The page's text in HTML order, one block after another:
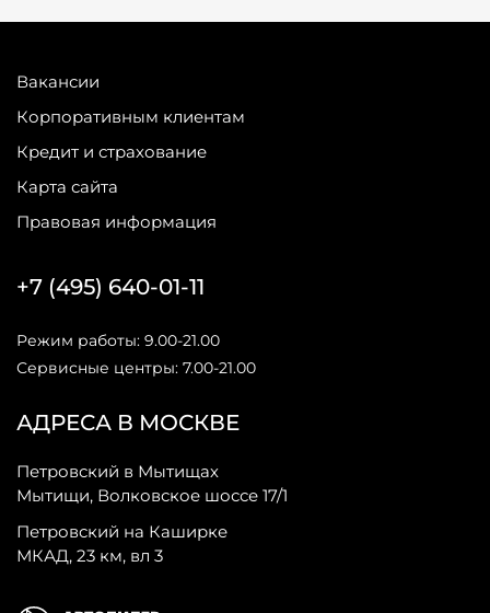
Вакансии
Корпоративным клиентам
Кредит и страхование
Карта сайта
Правовая информация
АДРЕСА В МОСКВЕ
Петровский в Мытищах
Мытищи, Волковское шоссе 17/1
Петровский на Каширке
МКАД, 23 км, вл 3
+7 (495) 640-01-11
Режим работы: 9.00-21.00
Сервисные центры: 7.00-21.00